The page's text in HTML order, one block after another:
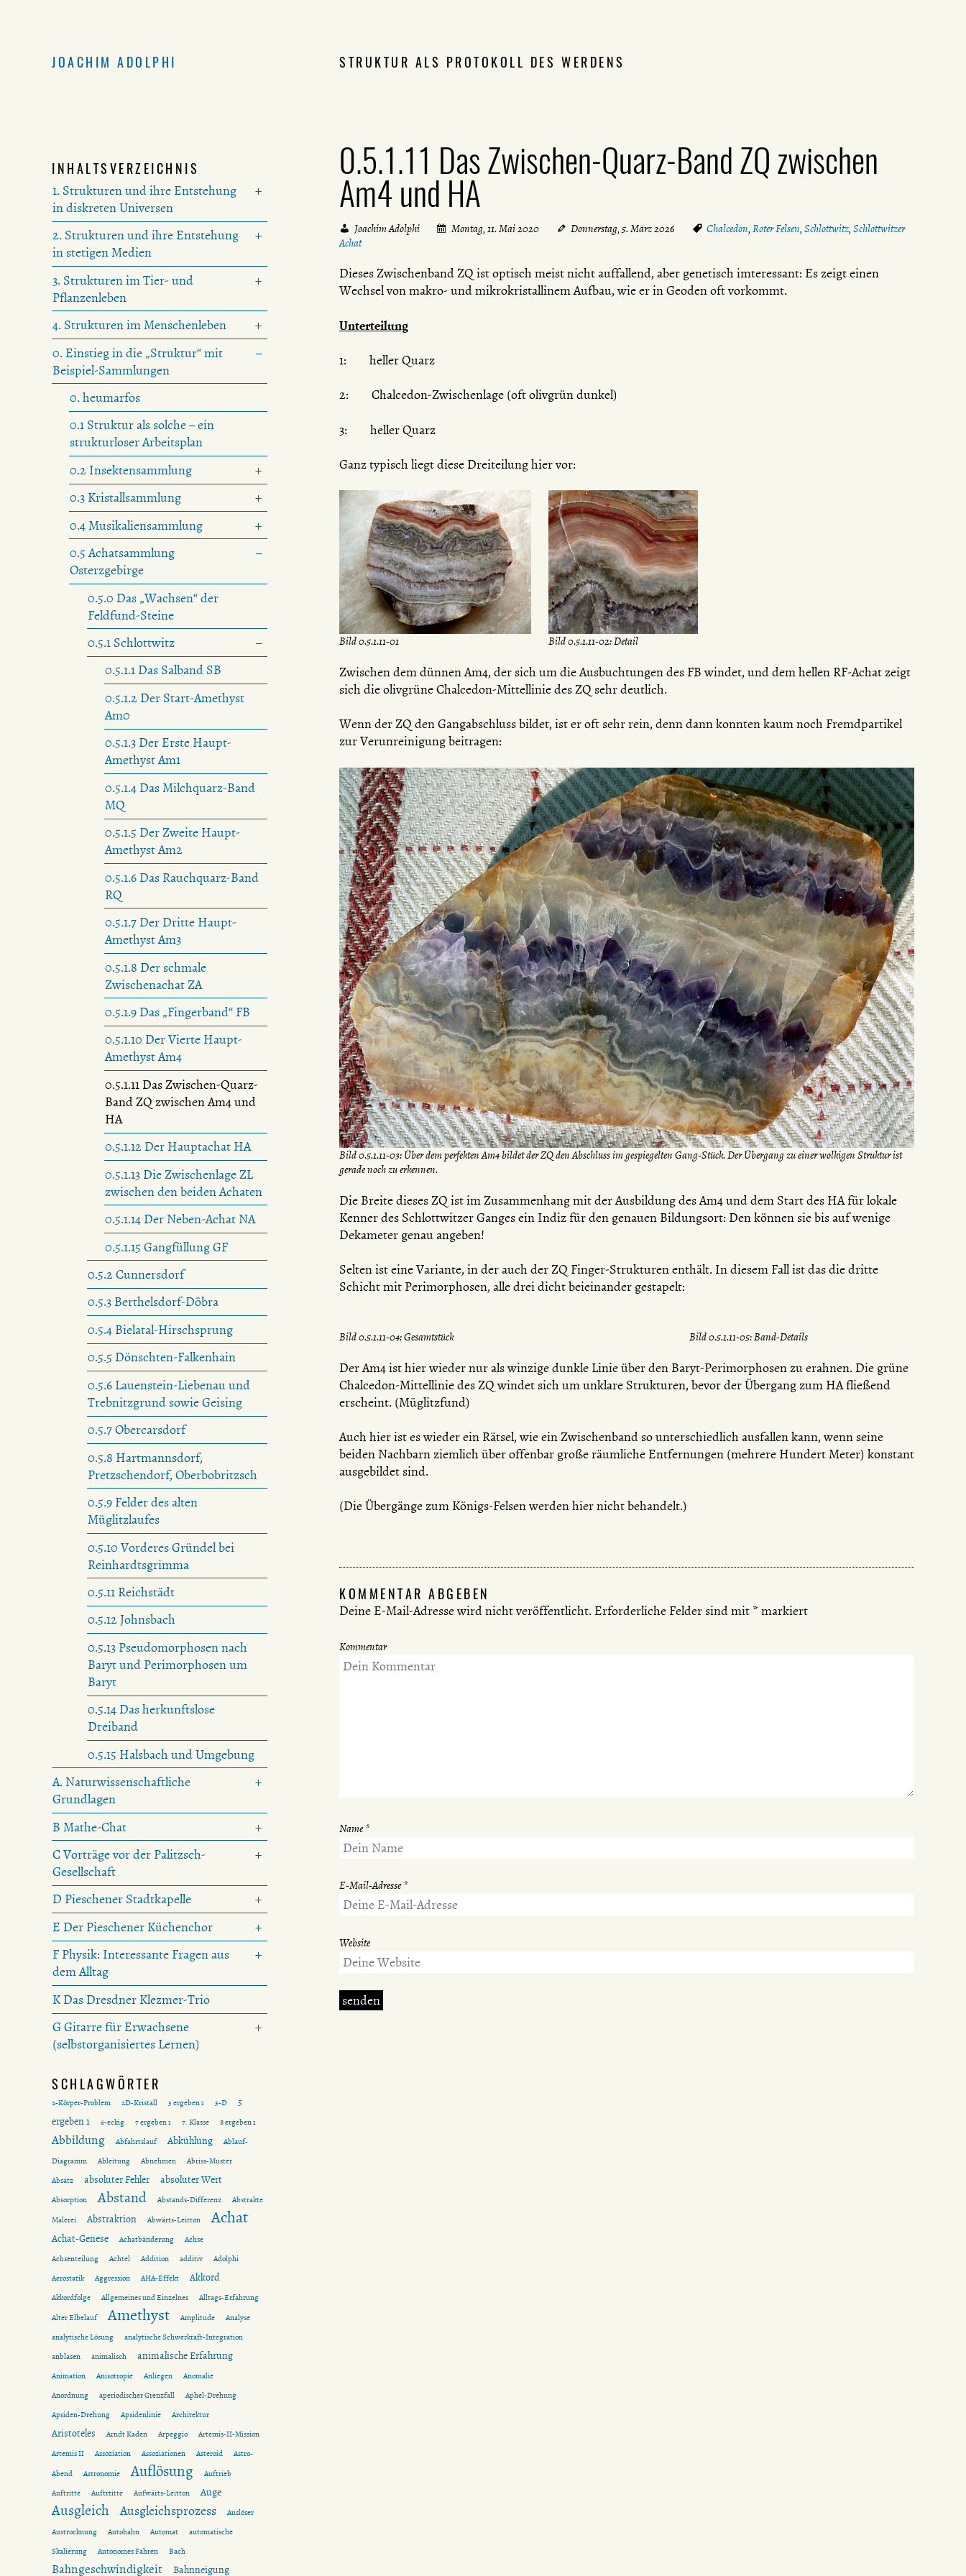
JOACHIM ADOLPHI STRUKTUR ALS PROTOKOLL DES WERDENS
0.5.1.11 Das Zwischen-Quarz-Band ZQ zwischen
Am4 und HA
Joachim Adolphi Montag, 11. Mai 2020 Donnerstag, 5. März 2026 Chalcedon,Roter Felsen,Schlottwitz,Schlottwitzer
Achat
Dieses Zwischenband ZQ ist optisch meist nicht auffallend, aber genetisch imteressant: Es zeigt einen
Wechsel von makro- und mikrokristallinem Aufbau, wie er in Geoden oft vorkommt.
Unterteilung
1: heller Quarz
2: Chalcedon-Zwischenlage (oft olivgrün dunkel)
3: heller Quarz
Ganz typisch liegt diese Dreiteilung hier vor:
Bild 0.5.1.11-01 Bild 0.5.1.11-02: Detail
Zwischen dem dünnen Am4, der sich um die Ausbuchtungen des FB windet, und dem hellen RF-Achat zeigt
sich die olivgrüne Chalcedon-Mittellinie des ZQ sehr deutlich.
Wenn der ZQ den Gangabschluss bildet, ist er oft sehr rein, denn dann konnten kaum noch Fremdpartikel
zur Verunreinigung beitragen:
Bild 0.5.1.11-03: Über dem perfekten Am4 bildet der ZQ den Abschluss im gespiegelten Gang-Stück. Der Übergang zu einer wolkigen Struktur ist
gerade noch zu erkennen.
Die Breite dieses ZQ ist im Zusammenhang mit der Ausbildung des Am4 und dem Start des HA für lokale
Kenner des Schlottwitzer Ganges ein Indiz für den genauen Bildungsort: Den können sie bis auf wenige
Dekameter genau angeben!
Selten ist eine Variante, in der auch der ZQ Finger-Strukturen enthält. In diesem Fall ist das die dritte
Schicht mit Perimorphosen, alle drei dicht beieinander gestapelt:
Bild 0.5.1.11-04: Gesamtstück Bild 0.5.1.11-05: Band-Details
Der Am4 ist hier wieder nur als winzige dunkle Linie über den Baryt-Perimorphosen zu erahnen. Die grüne
Chalcedon-Mittellinie des ZQ windet sich um unklare Strukturen, bevor der Übergang zum HA fließend
erscheint. (Müglitzfund)
Auch hier ist es wieder ein Rätsel, wie ein Zwischenband so unterschiedlich ausfallen kann, wenn seine
beiden Nachbarn ziemlich über offenbar große räumliche Entfernungen (mehrere Hundert Meter) konstant
ausgebildet sind.
(Die Übergänge zum Königs-Felsen werden hier nicht behandelt.)
KOMMENTAR ABGEBEN
Deine E-Mail-Adresse wird nicht veröffentlicht. Erforderliche Felder sind mit * markiert
Kommentar
Name *
E-Mail-Adresse *
Website
INHALTSVERZEICHNIS
1. Strukturen und ihre Entstehung
in diskreten Universen
2. Strukturen und ihre Entstehung
in stetigen Medien
3. Strukturen im Tier- und
Pflanzenleben
4. Strukturen im Menschenleben
0. Einstieg in die „Struktur“ mit
Beispiel-Sammlungen
0. heumarfos
0.1 Struktur als solche – ein
strukturloser Arbeitsplan
0.2 Insektensammlung
0.3 Kristallsammlung
0.4 Musikaliensammlung
0.5 Achatsammlung
Osterzgebirge
0.5.0 Das „Wachsen“ der
Feldfund-Steine
0.5.1 Schlottwitz
0.5.1.1 Das Salband SB
0.5.1.2 Der Start-Amethyst
Am0
0.5.1.3 Der Erste Haupt-
Amethyst Am1
0.5.1.4 Das Milchquarz-Band
MQ
0.5.1.5 Der Zweite Haupt-
Amethyst Am2
0.5.1.6 Das Rauchquarz-Band
RQ
0.5.1.7 Der Dritte Haupt-
Amethyst Am3
0.5.1.8 Der schmale
Zwischenachat ZA
0.5.1.9 Das „Fingerband“ FB
0.5.1.10 Der Vierte Haupt-
Amethyst Am4
0.5.1.11 Das Zwischen-Quarz-
Band ZQ zwischen Am4 und
HA
0.5.1.12 Der Hauptachat HA
0.5.1.13 Die Zwischenlage ZL
zwischen den beiden Achaten
0.5.1.14 Der Neben-Achat NA
0.5.1.15 Gangfüllung GF
0.5.2 Cunnersdorf
0.5.3 Berthelsdorf-Döbra
0.5.4 Bielatal-Hirschsprung
0.5.5 Dönschten-Falkenhain
0.5.6 Lauenstein-Liebenau und
Trebnitzgrund sowie Geising
0.5.7 Obercarsdorf
0.5.8 Hartmannsdorf,
Pretzschendorf, Oberbobritzsch
0.5.9 Felder des alten
Müglitzlaufes
0.5.10 Vorderes Gründel bei
Reinhardtsgrimma
0.5.11 Reichstädt
0.5.12 Johnsbach
0.5.13 Pseudomorphosen nach
Baryt und Perimorphosen um
Baryt
0.5.14 Das herkunftslose
Dreiband
0.5.15 Halsbach und Umgebung
A. Naturwissenschaftliche
Grundlagen
B Mathe-Chat
C Vorträge vor der Palitzsch-
Gesellschaft
D Pieschener Stadtkapelle
E Der Pieschener Küchenchor
F Physik: Interessante Fragen aus
dem Alltag
K Das Dresdner Klezmer-Trio
G Gitarre für Erwachsene
(selbstorganisiertes Lernen)
SCHLAGWÖRTER
2-Körper-Problem 2D-Kristall 3 ergeben 1 3-D
5
ergeben 1
6-eckig 7 ergeben 1 7. Klasse 8 ergeben 1
Abbildung Abfahrtslauf Abkühlung
Ablauf-
Diagramm
Ableitung Abnehmen
Abriss-Muster
Absatz
absoluter Fehler absoluter Wert
Absorption Abstand Abstands-Differenz
Abstrakte
Malerei
Abstraktion Abwärts-Leitton Achat
Achat-Genese Achatbänderung
Achse
Achsenteilung
Achtel Addition additiv
Adolphi
Aerostatik
Aggression AHA-Effekt Akkord
Akkordfolge Allgemeines und Einzelnes
Alltags-Erfahrung
Alter Elbelauf
Amethyst Amplitude
Analyse
analytische Lösung
analytische Schwerkraft-Integration
anblasen
animalisch animalische Erfahrung
Animation Anisotropie Anliegen
Anomalie
Anordnung
aperiodischer Grenzfall
Aphel-Drehung
Apsiden-Drehung
Apsidenlinie Architektur
Aristoteles Arndt Kaden Arpeggio
Artemis-II-Mission
Artemis II
Assoziation Assoziationen Asteroid
Astro-
Abend
Astronomie Auflösung
Auftrieb
Auftritte
Auftrtitte Aufwärts-Leitton Auge
Ausgleich Ausgleichsprozess
Auslöser
Austrocknung
Autobahn Automat
automatische
Skalierung
Autonomes Fahren Bach
Bahngeschwindigkeit Bahnneigung